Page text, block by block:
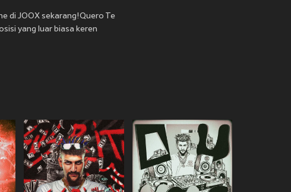
di JOOX sekarang!Quero Te
yang luar biasa keren